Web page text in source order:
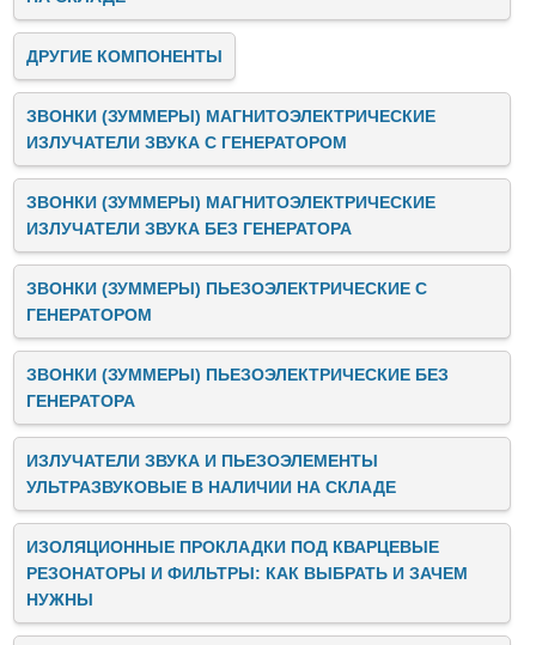
ДРУГИЕ КОМПОНЕНТЫ
ЗВОНКИ (ЗУММЕРЫ) МАГНИТОЭЛЕКТРИЧЕСКИЕ
ИЗЛУЧАТЕЛИ ЗВУКА C ГЕНЕРАТОРОМ
ЗВОНКИ (ЗУММЕРЫ) МАГНИТОЭЛЕКТРИЧЕСКИЕ
ИЗЛУЧАТЕЛИ ЗВУКА БЕЗ ГЕНЕРАТОРА
ЗВОНКИ (ЗУММЕРЫ) ПЬЕЗОЭЛЕКТРИЧЕСКИЕ C
ГЕНЕРАТОРОМ
ЗВОНКИ (ЗУММЕРЫ) ПЬЕЗОЭЛЕКТРИЧЕСКИЕ БЕЗ
ГЕНЕРАТОРА
ИЗЛУЧАТЕЛИ ЗВУКА И ПЬЕЗОЭЛЕМЕНТЫ
УЛЬТРАЗВУКОВЫЕ В НАЛИЧИИ НА СКЛАДЕ
ИЗОЛЯЦИОННЫЕ ПРОКЛАДКИ ПОД КВАРЦЕВЫЕ
РЕЗОНАТОРЫ И ФИЛЬТРЫ: КАК ВЫБРАТЬ И ЗАЧЕМ
НУЖНЫ